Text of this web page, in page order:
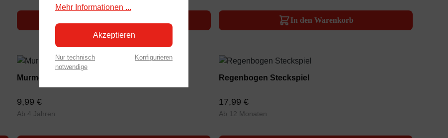
In den Warenkorb
Murmel-Stopp Doppelpack
9,99 €
Ab 4 Jahren
Regenbogen Steckspiel
17,99 €
Ab 12 Monaten
Mehr Informationen ...
Akzeptieren
Nur technisch
notwendige
Konfigurieren